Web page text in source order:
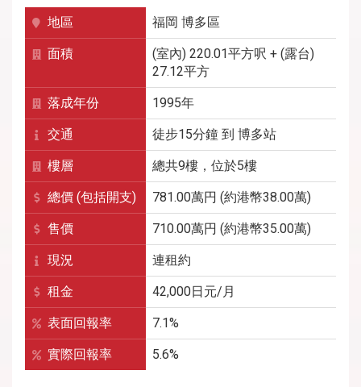
地區 福岡 博多區
面積
(室內) 220.01平方呎 + (露台)
27.12平方
落成年份 1995年
交通 徒步15分鐘 到 博多站
樓層 總共9樓，位於5樓
總價 (包括開支) 781.00萬円 (約港幣38.00萬)
售價 710.00萬円 (約港幣35.00萬)
現況 連租約
租金 42,000日元/月
表面回報率 7.1%
實際回報率 5.6%